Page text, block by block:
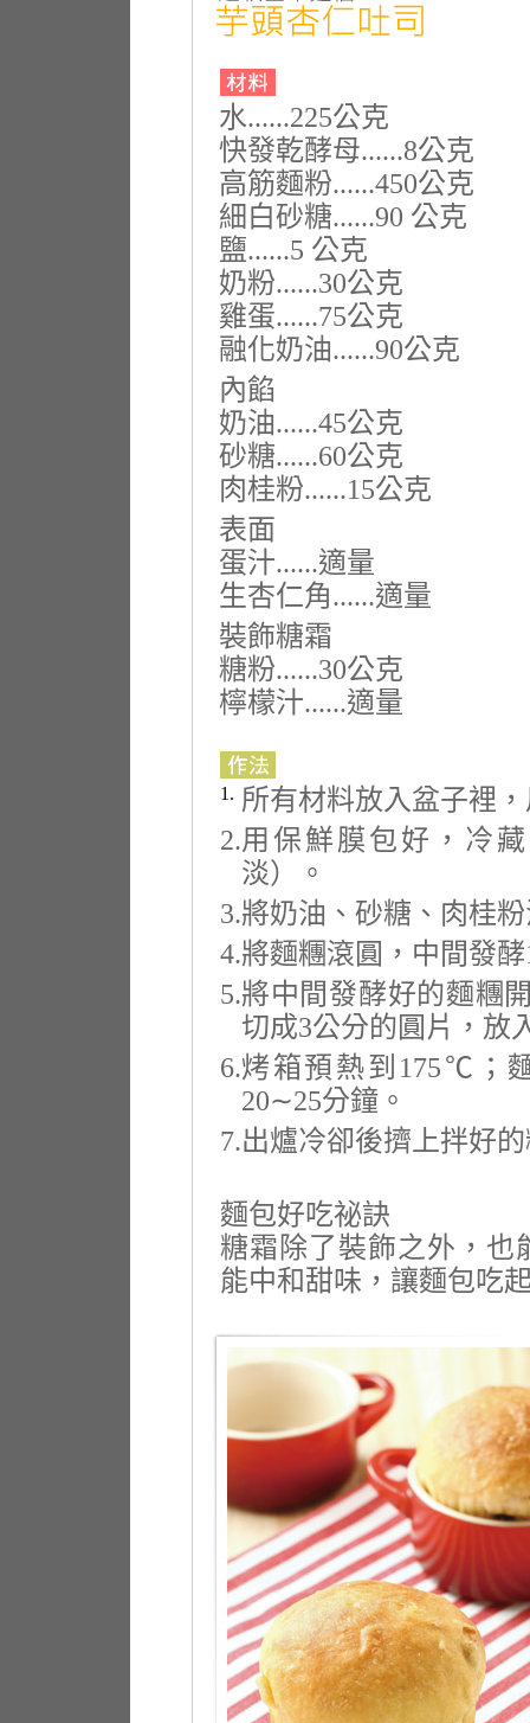
水......225公克
快發乾酵母......8公克
高筋麵粉......450公克
細白砂糖......90 公克
鹽......5 公克
奶粉......30公克
雞蛋......75公克
融化奶油......90公克
內餡
奶油......45公克
砂糖......60公克
肉桂粉......15公克
表面
蛋汁......適量
生杏仁角......適量
裝飾糖霜
糖粉......30公克
檸檬汁......適量
1. 所有材料放入盆子裡
2.用保鮮膜包好，冷
淡）。
3.將奶油、砂糖、肉桂
4.將麵糰滾圓，中間發
5.將中間發酵好的麵糰
切成3公分的圓片，放
6.烤箱預熱到175℃；
20∼25分鐘。
7.出爐冷卻後擠上拌好
麵包好吃祕訣
糖霜除了裝飾之外，也
能中和甜味，讓麵包吃